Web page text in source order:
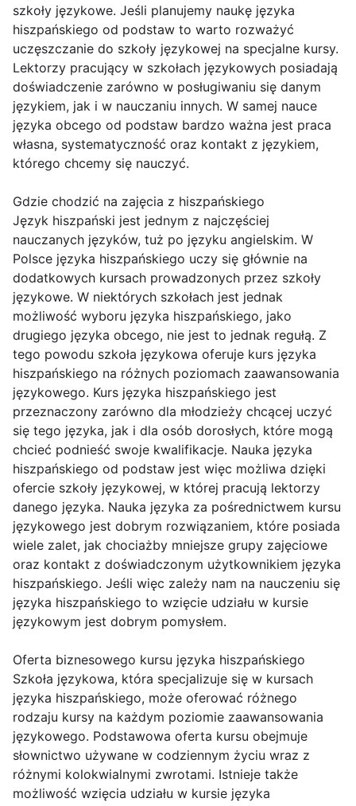
szkoły językowe. Jeśli planujemy naukę języka
hiszpańskiego od podstaw to warto rozważyć
uczęszczanie do szkoły językowej na specjalne kursy.
Lektorzy pracujący w szkołach językowych posiadają
doświadczenie zarówno w posługiwaniu się danym
językiem, jak i w nauczaniu innych. W samej nauce
języka obcego od podstaw bardzo ważna jest praca
własna, systematyczność oraz kontakt z językiem,
którego chcemy się nauczyć.
Gdzie chodzić na zajęcia z hiszpańskiego
Język hiszpański jest jednym z najczęściej
nauczanych języków, tuż po języku angielskim. W
Polsce języka hiszpańskiego uczy się głównie na
dodatkowych kursach prowadzonych przez szkoły
językowe. W niektórych szkołach jest jednak
możliwość wyboru języka hiszpańskiego, jako
drugiego języka obcego, nie jest to jednak regułą. Z
tego powodu szkoła językowa oferuje kurs języka
hiszpańskiego na różnych poziomach zaawansowania
językowego. Kurs języka hiszpańskiego jest
przeznaczony zarówno dla młodzieży chcącej uczyć
się tego języka, jak i dla osób dorosłych, które mogą
chcieć podnieść swoje kwalifikacje. Nauka języka
hiszpańskiego od podstaw jest więc możliwa dzięki
ofercie szkoły językowej, w której pracują lektorzy
danego języka. Nauka języka za pośrednictwem kursu
językowego jest dobrym rozwiązaniem, które posiada
wiele zalet, jak chociażby mniejsze grupy zajęciowe
oraz kontakt z doświadczonym użytkownikiem języka
hiszpańskiego. Jeśli więc zależy nam na nauczeniu się
języka hiszpańskiego to wzięcie udziału w kursie
językowym jest dobrym pomysłem.
Oferta biznesowego kursu języka hiszpańskiego
Szkoła językowa, która specjalizuje się w kursach
języka hiszpańskiego, może oferować różnego
rodzaju kursy na każdym poziomie zaawansowania
językowego. Podstawowa oferta kursu obejmuje
słownictwo używane w codziennym życiu wraz z
różnymi kolokwialnymi zwrotami. Istnieje także
możliwość wzięcia udziału w kursie języka